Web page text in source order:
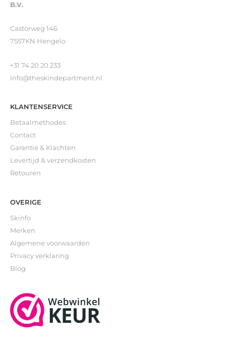
B.V.
Castorweg 146
7557KN Hengelo
+31 74 20 20 233
info@theskindepartment.nl
KLANTENSERVICE
Betaalmethodes
Contact
Garantie & Klachten
Levertijd & verzendkosten
Retouren
OVERIGE
Skinfo
Merken
Algemene voorwaarden
Privacy verklaring
Blog